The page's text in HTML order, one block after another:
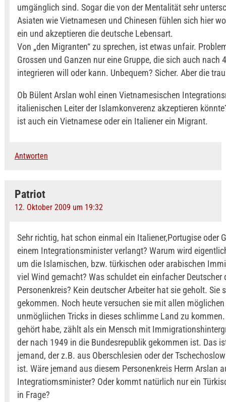
umgänglich sind. Sogar die von der Mentalität sehr
Asiaten wie Vietnamesen und Chinesen fühlen sich hier
ein und akzeptieren die deutsche Lebensart.
Von „den Migranten“ zu sprechen, ist etwas unfair.
Grossen und Ganzen nur eine Gruppe, die sich auch nach
integrieren will oder kann. Unbequem? Sicher. Aber die
Ob Bülent Arslan wohl einen Vietnamesischen
italienischen Leiter der Islamkonverenz akzeptieren
ist auch ein Vietnamese oder ein Italiener ein Migrant.
Antworten
Patriot
12. Oktober 2009 um 19:32
Sehr richtig, hat schon einmal ein Italiener,Portugise oder
einem Integrationsminister verlangt? Warum wird
um die Islamischen, bzw. türkischen oder arabischen
viel Wind gemacht? Was schuldet ein einfacher Deutscher
Personenkreis? Kein deutscher Arbeiter hat sie geholt. Sie
gekommen. Noch heute versuchen sie mit allen
unmögliichen Tricks in dieses schlimme Land zu
gehört habe, zählt als ein Mensch mit
der nach 1949 in die Bundesrepublik gekommen ist. Das
jemand, der z.B. aus Oberschlesien oder der
ist. Wäre jemand aus diesem Personenkreis Herrn Arslan
Integratiomsminister? Oder kommt natürlich nur ein
in Frage?